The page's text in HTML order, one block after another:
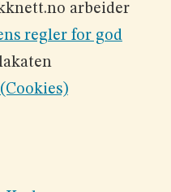
arbeider
regler for god